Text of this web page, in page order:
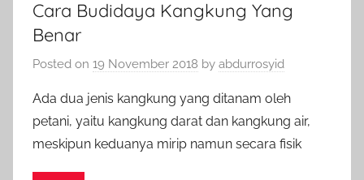
Cara Budidaya Kangkung Yang
Benar
Posted on 19 November 2018 by abdurrosyid
Ada dua jenis kangkung yang ditanam oleh
petani, yaitu kangkung darat dan kangkung air,
meskipun keduanya mirip namun secara fisik